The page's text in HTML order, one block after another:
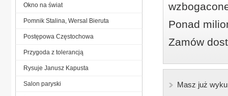
Ponad
Zamów
Masz już
Okno na świat
Pomnik Stalina, Wersal Bieruta
Postępowa Częstochowa
Przygoda z tolerancją
Rysuje Janusz Kapusta
Salon paryski